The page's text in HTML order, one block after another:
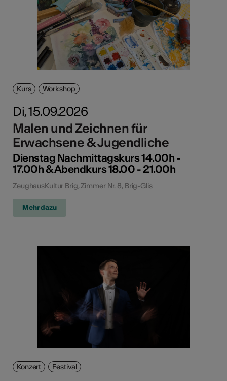
Kurs Workshop
Di, 15.09.2026
Malen und Zeichnen für
Erwachsene & Jugendliche
Dienstag Nachmittagskurs 14.00h -
17.00h & Abendkurs 18.00 - 21.00h
ZeughausKultur Brig, Zimmer Nr. 8, Brig-Glis
Mehr dazu
Konzert Festival